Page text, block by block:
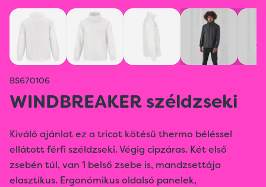
BS670106
WINDBREAKER széldzseki
Kiváló ajánlat ez a tricot kötésű thermo béléssel
ellátott férfi széldzseki. Végig cipzáras. Két első
zsebén túl, van 1 belső zsebe is, mandzsettája
elasztikus. Ergonómikus oldalsó panelek,